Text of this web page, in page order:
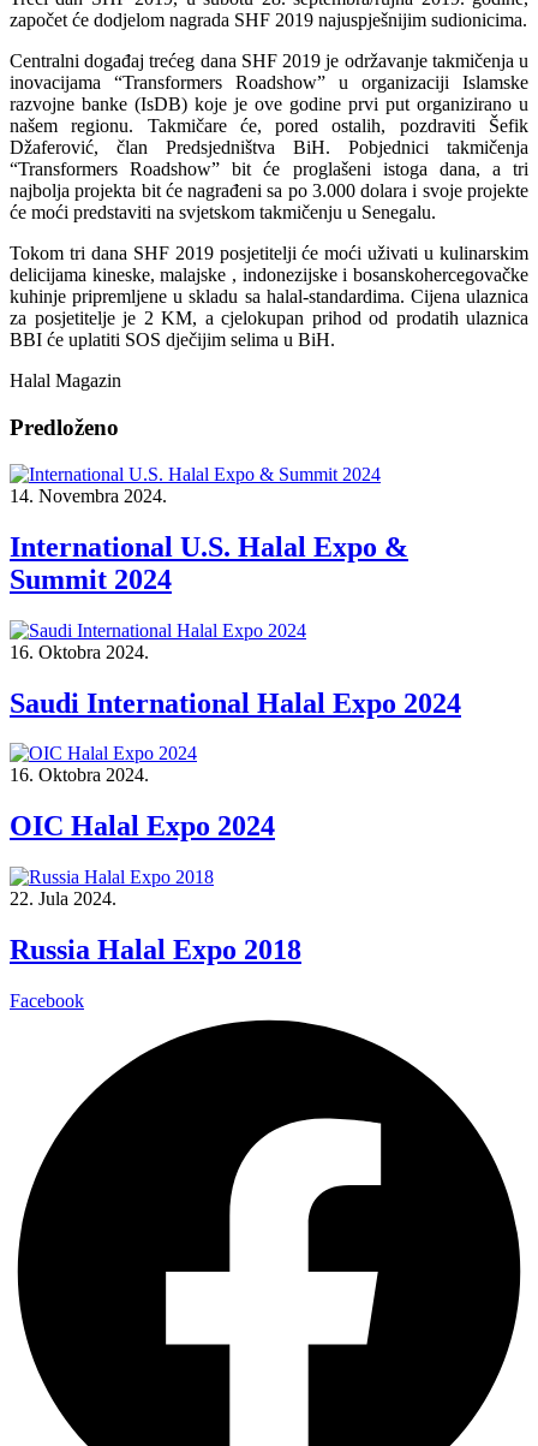
započet će dodjelom nagrada SHF 2019 najuspješnijim sudionicima.
Centralni događaj trećeg dana SHF 2019 je održavanje takmičenja u
inovacijama “Transformers Roadshow” u organizaciji Islamske
razvojne banke (IsDB) koje je ove godine prvi put organizirano u
našem regionu. Takmičare će, pored ostalih, pozdraviti Šefik
Džaferović, član Predsjedništva BiH. Pobjednici takmičenja
“Transformers Roadshow” bit će proglašeni istoga dana, a tri
najbolja projekta bit će nagrađeni sa po 3.000 dolara i svoje projekte
će moći predstaviti na svjetskom takmičenju u Senegalu.
Tokom tri dana SHF 2019 posjetitelji će moći uživati u kulinarskim
delicijama kineske, malajske , indonezijske i bosanskohercegovačke
kuhinje pripremljene u skladu sa halal-standardima. Cijena ulaznica
za posjetitelje je 2 KM, a cjelokupan prihod od prodatih ulaznica
BBI će uplatiti SOS dječijim selima u BiH.
Halal Magazin
Predloženo
14. Novembra 2024.
International U.S. Halal Expo &
Summit 2024
16. Oktobra 2024.
Saudi International Halal Expo 2024
16. Oktobra 2024.
OIC Halal Expo 2024
22. Jula 2024.
Russia Halal Expo 2018
Facebook